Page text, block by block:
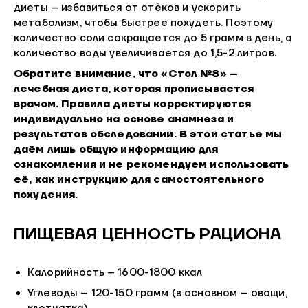
диеты – избавиться от отёков и ускорить
метаболизм, чтобы быстрее похудеть. Поэтому
количество соли сокращается до 5 грамм в день, а
количество воды увеличивается до 1,5-2 литров.
Обратите внимание, что «Стол №8» –
лечебная диета, которая прописывается
врачом. Правила диеты корректируются
индивидуально на основе анамнеза и
результатов обследований. В этой статье мы
даём лишь общую информацию для
ознакомления и не рекомендуем использовать
её, как инструкцию для самостоятельного
похудения.
ПИЩЕВАЯ ЦЕННОСТЬ РАЦИОНА
Калорийность – 1600-1800 ккал
Углеводы – 120-150 грамм (в основном – овощи,